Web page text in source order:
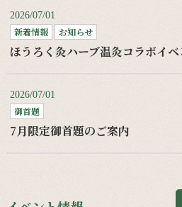
2026/07/01
新着情報 お知らせ
ほうろく灸ハーブ温灸コラボイ
2026/07/01
御首題
7月限定御首題のご案内